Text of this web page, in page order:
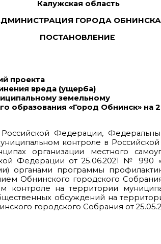
Калужская область
ГОРОДА ОБНИНСКА
ПОСТАНОВЛЕНИЕ
проекта
вреда (ущерба)
земельному
образования «Город Обнинск» на
Федерации,
контроле в
организации местного
Федерации от 25.06.2021 №
органами программы
Обнинского городского
на территории
обсуждений на
городского Собрания от